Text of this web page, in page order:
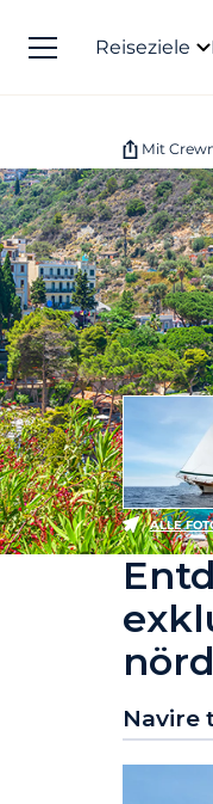
Reiseziele
Mit
ALLE
Navire